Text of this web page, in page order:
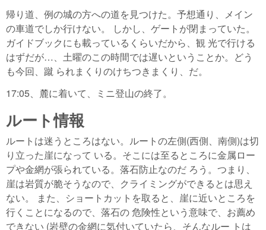
帰り道、例の城の方への道を見つけた。予想通り、メイン
の車道でしか行けない。 しかし、ゲートが閉まっていた。
ガイドブックにも載っているくらいだから、観 光で行ける
はずだが…、土曜のこの時間では遅いということか。どう
も今回、蹴 られまくりのけちつきまくり、だ。
17:05、麓に着いて、ミニ登山の終了。
ルート情報
ルートは迷うところはない。ルートの左側(西側、南側)は切
り立った崖になって いる。そこには至るところに金属ロー
プや金網が張られている。落石防止なのだ ろう。つまり、
崖は岩質が脆そうなので、クライミングができるとは思え
ない。 また、ショートカットを取ると、崖に近いところを
行くことになるので、落石の 危険性という意味で、お薦め
できない (岩壁の金網に気付いていたら、そんなルー トは